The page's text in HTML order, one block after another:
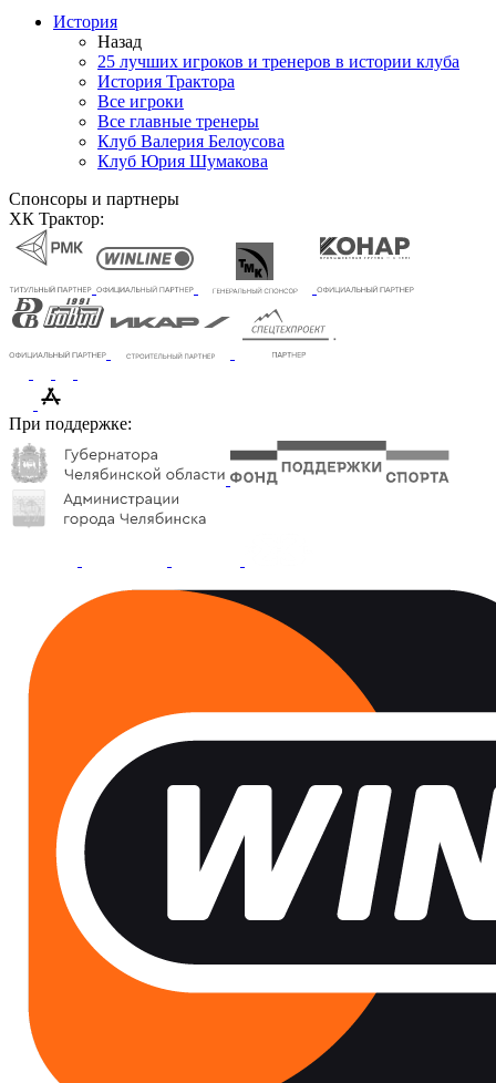
История
Назад
25 лучших игроков и тренеров в истории клуба
История Трактора
Все игроки
Все главные тренеры
Клуб Валерия Белоусова
Клуб Юрия Шумакова
Спонсоры и партнеры
ХК Трактор:
При поддержке: